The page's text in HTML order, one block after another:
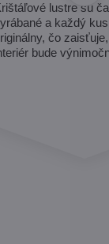
lustre sú
a každý
čo
bude